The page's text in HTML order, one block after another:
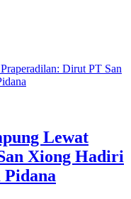
Lewat
Xiong Hadiri